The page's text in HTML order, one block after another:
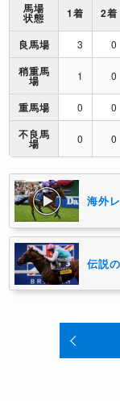
馬場
状態 1着 2着
良馬場
3 0
稍重馬
場 1 0
重馬場 0 0
不良馬
場 0 0
海外
伝説